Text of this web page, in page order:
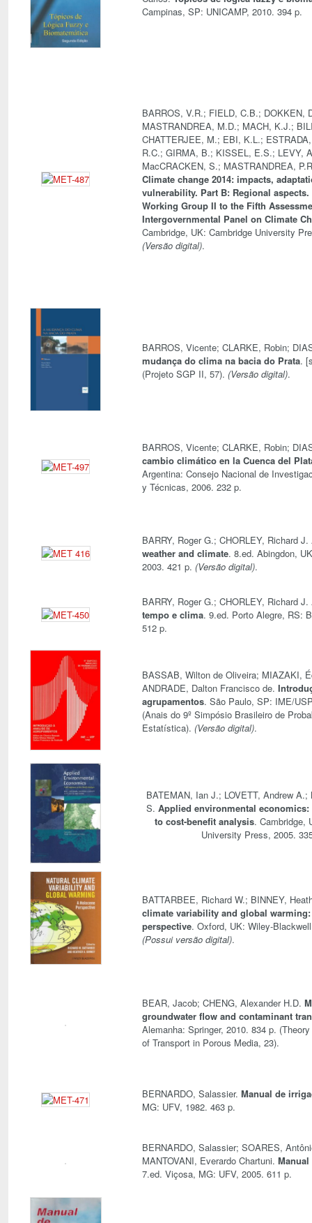
Campinas, SP: UNICAMP, 2010. 394 p.
BARROS, V.R.; FIELD, C.B.; DOKKEN,
MASTRANDREA, M.D.; MACH, K.J.;
CHATTERJEE, M.; EBI, K.L.;
R.C.; GIRMA, B.; KISSEL, E.S.; LEVY,
MacCRACKEN, S.; MASTRANDREA,
Climate change 2014: impacts,
vulnerability. Part B: Regional
Working Group II to the Fifth
Intergovernmental Panel on Climate
Cambridge, UK: Cambridge University
(Versão digital).
BARROS, Vicente; CLARKE, Robin;
mudança do clima na bacia do Prata.
(Projeto SGP II, 57). (Versão digital).
BARROS, Vicente; CLARKE, Robin;
cambio climático en la Cuenca del
Argentina: Consejo Nacional de
y Técnicas, 2006. 232 p.
BARRY, Roger G.; CHORLEY, Richard J.
weather and climate. 8.ed. Abingdon,
2003. 421 p. (Versão digital).
BARRY, Roger G.; CHORLEY, Richard J.
tempo e clima. 9.ed. Porto Alegre, RS:
512 p.
BASSAB, Wilton de Oliveira; MIAZAKI,
ANDRADE, Dalton Francisco de.
agrupamentos. São Paulo, SP: IME/
(Anais do 9º Simpósio Brasileiro de
Estatística). (Versão digital).
BATEMAN, Ian J.; LOVETT, Andrew A.;
S. Applied environmental economics:
to cost-benefit analysis. Cambridge,
University Press, 2005.
BATTARBEE, Richard W.; BINNEY,
climate variability and global
perspective. Oxford, UK: Wiley-
(Possui versão digital).
BEAR, Jacob; CHENG, Alexander H.D.
groundwater flow and contaminant
Alemanha: Springer, 2010. 834 p.
of Transport in Porous Media, 23).
BERNARDO, Salassier. Manual de
MG: UFV, 1982. 463 p.
BERNARDO, Salassier; SOARES,
MANTOVANI, Everardo Chartuni.
7.ed. Viçosa, MG: UFV, 2005. 611 p.